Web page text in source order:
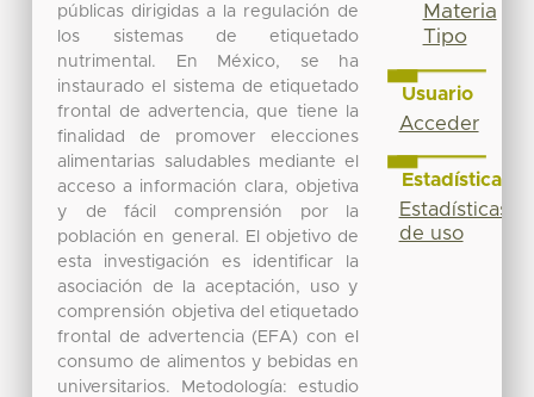
públicas dirigidas a la regulación de
los sistemas de etiquetado
nutrimental. En México, se ha
instaurado el sistema de etiquetado
frontal de advertencia, que tiene la
finalidad de promover elecciones
alimentarias saludables mediante el
acceso a información clara, objetiva
y de fácil comprensión por la
población en general. El objetivo de
esta investigación es identificar la
asociación de la aceptación, uso y
comprensión objetiva del etiquetado
frontal de advertencia (EFA) con el
consumo de alimentos y bebidas en
universitarios. Metodología: estudio
Materia
Tipo
Usuario
Acceder
Estadísticas
Estadísticas
de uso